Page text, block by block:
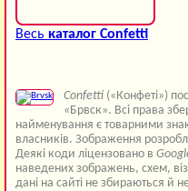
Весь каталог Confetti
Confetti («Конфеті»)
«Брвск». Всі права
найменування є товарними
власників. Зображення
Деякі коди ліцензовано в
наведених зображень, схем,
дані на сайті не збираються й